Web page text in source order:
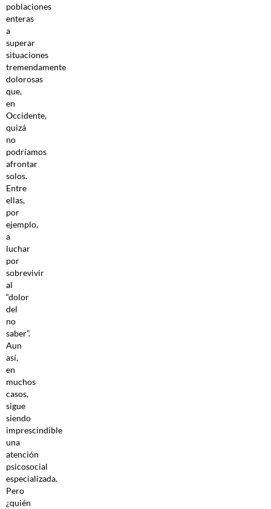
poblaciones
enteras
a
superar
situaciones
tremendamente
dolorosas
que,
en
Occidente,
quizá
no
podríamos
afrontar
solos.
Entre
ellas,
por
ejemplo,
a
luchar
por
sobrevivir
al
“dolor
del
no
saber”.
Aun
así,
en
muchos
casos,
sigue
siendo
imprescindible
una
atención
psicosocial
especializada.
Pero
¿quién